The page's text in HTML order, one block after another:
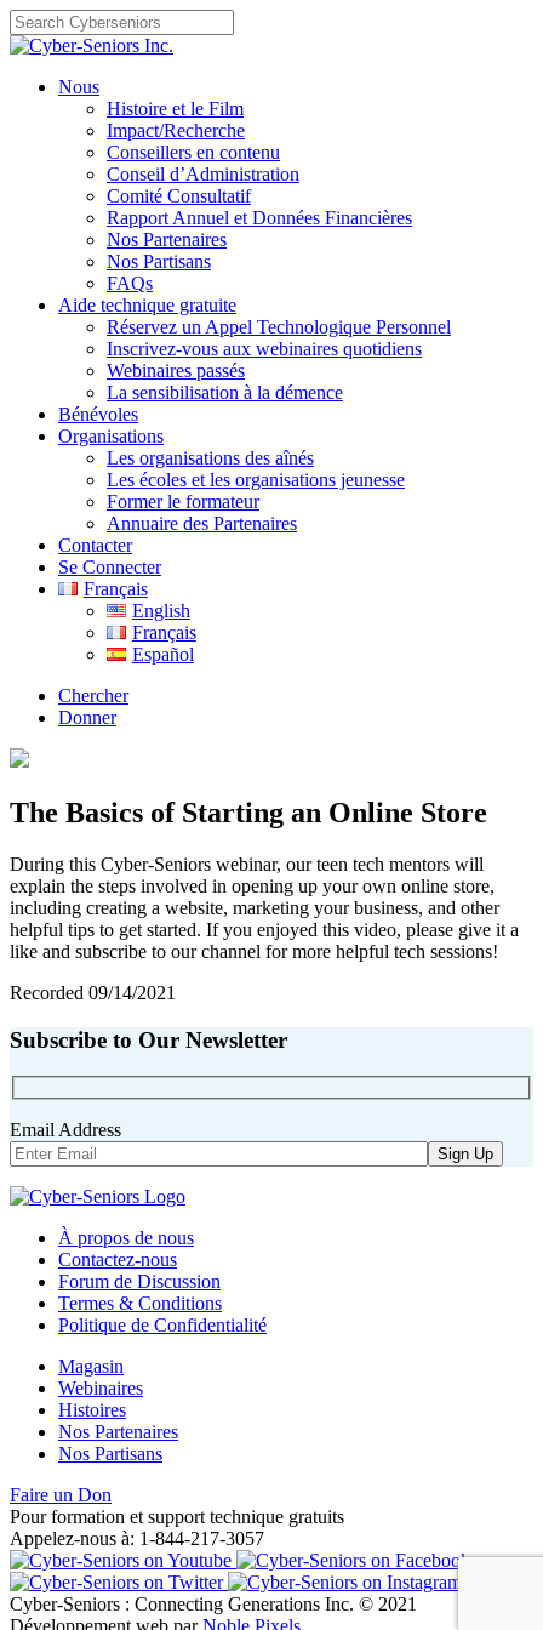
Skip
to
content
Nous
Histoire et le Film
Impact/Recherche
Conseillers en contenu
Conseil d’Administration
Comité Consultatif
Rapport Annuel et Données Financières
Nos Partenaires
Nos Partisans
FAQs
Aide technique gratuite
Réservez un Appel Technologique Personnel
Inscrivez-vous aux webinaires quotidiens
Webinaires passés
La sensibilisation à la démence
Bénévoles
Organisations
Les organisations des aînés
Les écoles et les organisations jeunesse
Former le formateur
Annuaire des Partenaires
Contacter
Se Connecter
Français
English
Français
Español
Chercher
Donner
The Basics of Starting an Online Store
During this Cyber-Seniors webinar, our teen tech mentors will
explain the steps involved in opening up your own online store,
including creating a website, marketing your business, and other
helpful tips to get started. If you enjoyed this video, please give it a
like and subscribe to our channel for more helpful tech sessions!
Recorded 09/14/2021
Subscribe to Our Newsletter
Email Address
À propos de nous
Contactez-nous
Forum de Discussion
Termes & Conditions
Politique de Confidentialité
Magasin
Webinaires
Histoires
Nos Partenaires
Nos Partisans
Faire un Don
Pour formation et support technique gratuits
Appelez-nous à: 1-844-217-3057
Cyber-Seniors : Connecting Generations Inc. © 2021
Développement web parNoble Pixels